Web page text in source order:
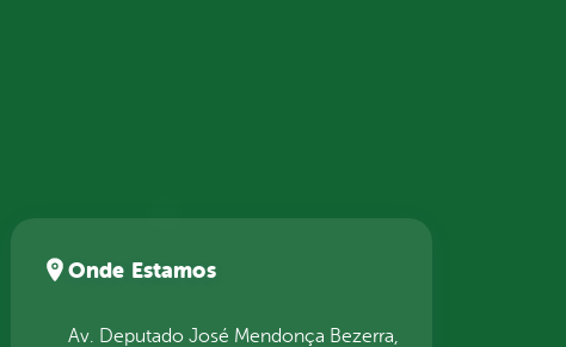
Onde Estamos
Av. Deputado José Mendonça Bezerra,